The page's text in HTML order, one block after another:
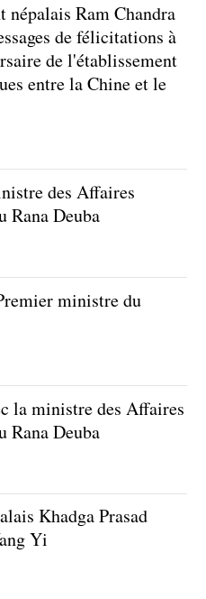
Ram Chandra
de félicitations à
de l'établissement
entre la Chine et le
des Affaires
Rana Deuba
ministre du
la ministre des Affaires
Rana Deuba
Khadga Prasad
Yi